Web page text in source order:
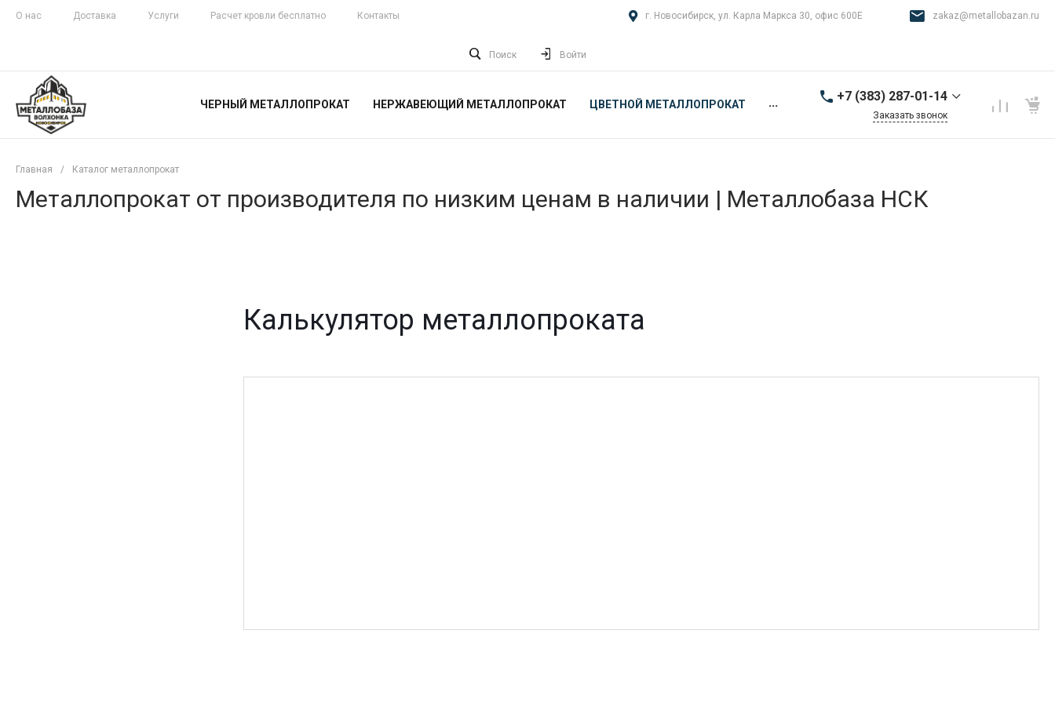
О нас Доставка Услуги Расчет кровли бесплатно Контакты г. Новосибирск, ул. Карла Маркса 30, офис 600Е zakaz@metallobazan.ru
Поиск Войти
ЧЕРНЫЙ МЕТАЛЛОПРОКАТ НЕРЖАВЕЮЩИЙ МЕТАЛЛОПРОКАТ ЦВЕТНОЙ МЕТАЛЛОПРОКАТ ... +7 (383) 287-01-14
9:00-18:00 пн-пт
Заказать звонок
Главная / Каталог металлопрокат
Металлопрокат от производителя по низким ценам в наличии | Металлобаза НСК
Калькулятор металлопроката